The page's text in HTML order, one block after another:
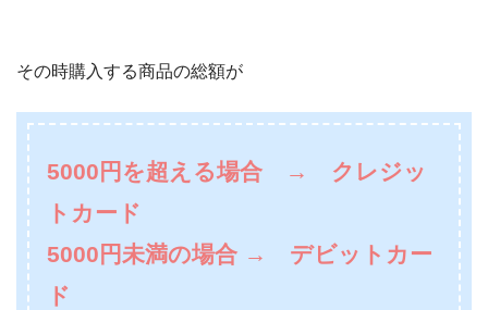
その時購入する商品の総額が
5000円を超える場合 → クレジッ
トカード
5000円未満の場合 → デビットカー
ド